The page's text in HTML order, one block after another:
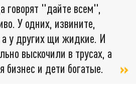
говорят "дайте всем",
У одних, извините,
у других щи жидкие. И
выскочили в трусах, а
бизнес и дети богатые.